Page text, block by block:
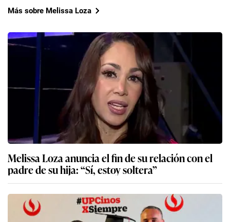
Más sobre Melissa Loza
Melissa Loza anuncia el fin de su relación con el
padre de su hija: “Sí, estoy soltera”